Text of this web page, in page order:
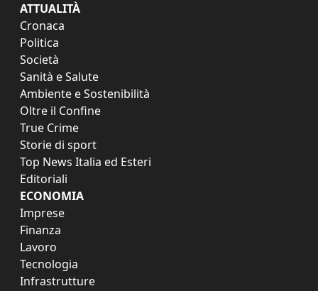
ATTUALITÀ
Cronaca
Politica
Società
Sanità e Salute
Ambiente e Sostenibilità
Oltre il Confine
True Crime
Storie di sport
Top News Italia ed Esteri
Editoriali
ECONOMIA
Imprese
Finanza
Lavoro
Tecnologia
Infrastrutture